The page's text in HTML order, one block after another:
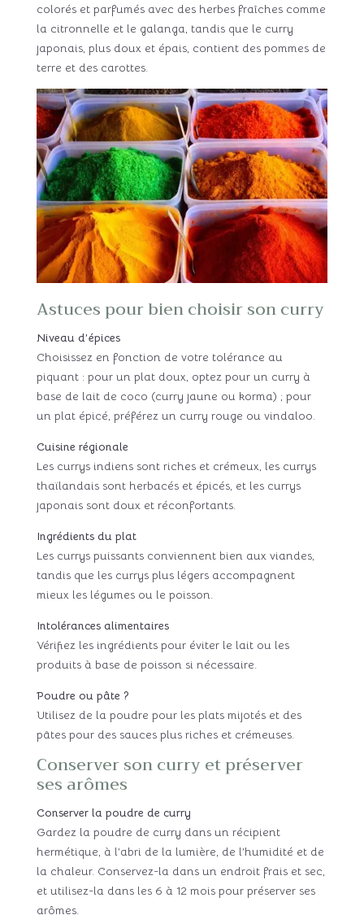
colorés et parfumés avec des herbes fraîches comme
la citronnelle et le galanga, tandis que le curry
japonais, plus doux et épais, contient des pommes de
terre et des carottes.
Astuces pour bien choisir son curry
Niveau d’épices
Choisissez en fonction de votre tolérance au
piquant : pour un plat doux, optez pour un curry à
base de lait de coco (curry jaune ou korma) ; pour
un plat épicé, préférez un curry rouge ou vindaloo.
Cuisine régionale
Les currys indiens sont riches et crémeux, les currys
thaïlandais sont herbacés et épicés, et les currys
japonais sont doux et réconfortants.
Ingrédients du plat
Les currys puissants conviennent bien aux viandes,
tandis que les currys plus légers accompagnent
mieux les légumes ou le poisson.
Intolérances alimentaires
Vérifiez les ingrédients pour éviter le lait ou les
produits à base de poisson si nécessaire.
Poudre ou pâte ?
Utilisez de la poudre pour les plats mijotés et des
pâtes pour des sauces plus riches et crémeuses.
Conserver son curry et préserver
ses arômes
Conserver la poudre de curry
Gardez la poudre de curry dans un récipient
hermétique, à l’abri de la lumière, de l’humidité et de
la chaleur. Conservez-la dans un endroit frais et sec,
et utilisez-la dans les 6 à 12 mois pour préserver ses
arômes.